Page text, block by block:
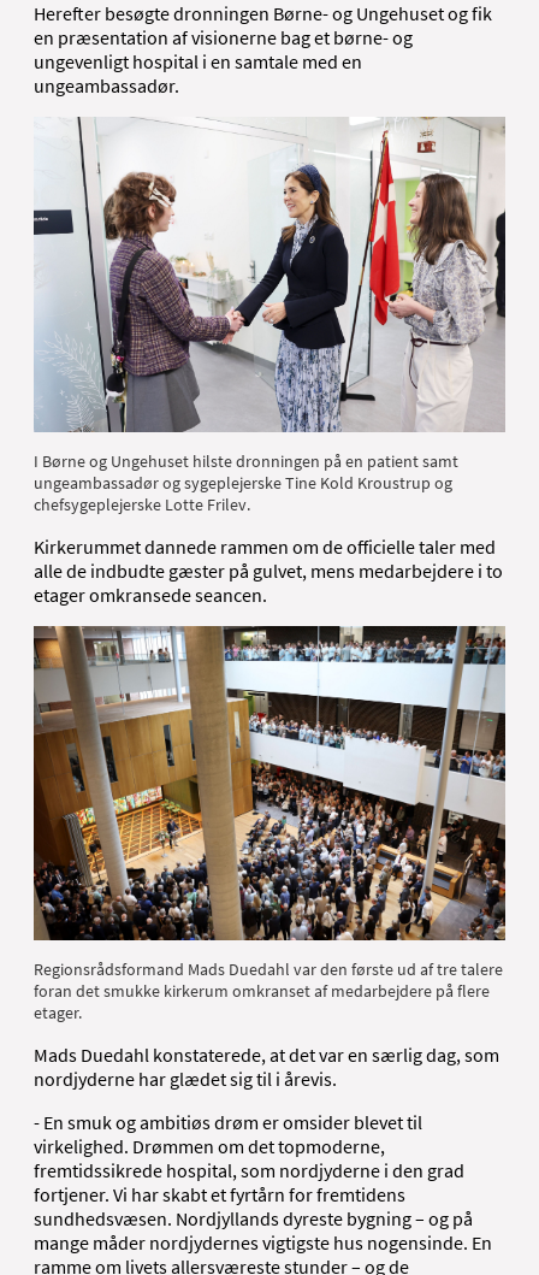
Herefter besøgte dronningen Børne- og Ungehuset og fik
en præsentation af visionerne bag et børne- og
ungevenligt hospital i en samtale med en
ungeambassadør.
I Børne og Ungehuset hilste dronningen på en patient samt
ungeambassadør og sygeplejerske Tine Kold Kroustrup og
chefsygeplejerske Lotte Frilev.
Kirkerummet dannede rammen om de officielle taler med
alle de indbudte gæster på gulvet, mens medarbejdere i to
etager omkransede seancen.
Regionsrådsformand Mads Duedahl var den første ud af tre talere
foran det smukke kirkerum omkranset af medarbejdere på flere
etager.
Mads Duedahl konstaterede, at det var en særlig dag, som
nordjyderne har glædet sig til i årevis.
- En smuk og ambitiøs drøm er omsider blevet til
virkelighed. Drømmen om det topmoderne,
fremtidssikrede hospital, som nordjyderne i den grad
fortjener. Vi har skabt et fyrtårn for fremtidens
sundhedsvæsen. Nordjyllands dyreste bygning – og på
mange måder nordjydernes vigtigste hus nogensinde. En
ramme om livets allersværeste stunder – og de